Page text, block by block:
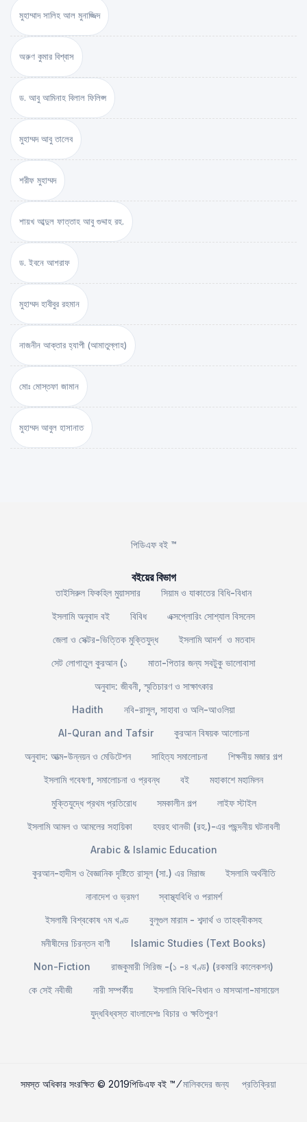
মুহাম্মাদ সালিহ আল মুনাজ্জিদ
অরুণ কুমার বিশ্বাস
ড. আবু আমিনাহ বিলাল ফিলিপ্স
মুহাম্মদ আবু তালেব
শরীফ মুহাম্মদ
শায়খ আব্দুল ফাত্তাহ আবু গুদ্দাহ রহ.
ড. ইবনে আশরাফ
মুহাম্মদ হাবীবুর রহমান
নাজনীন আক্তার হ্যাপী (আমাতুল্লাহ)
মোঃ মোস্তফা জামান
মুহাম্মদ আবুল হাসানাত
পিডিএফ বই ™
বইয়ের বিভাগ
তাইসিরুল ফিকহিল মুয়াসসার
সিয়াম ও যাকাতের বিধি-বিধান
ইসলামি অনুবাদ বই
বিবিধ
এক্সপ্লোরিং সোশ্যাল বিসনেস
জেলা ও সেক্টর-ভিত্তিক মুক্তিযুদ্ধ
ইসলামি আদর্শ ও মতবাদ
সেট লোগাতুল কুরআন (১
মাতা-পিতার জন্য সবটুকু ভালোবাসা
অনুবাদ: জীবনী, স্মৃতিচারণ ও সাক্ষাৎকার
Hadith
নবি-রাসুল, সাহাবা ও অলি-আওলিয়া
Al-Quran and Tafsir
কুরআন বিষয়ক আলোচনা
অনুবাদ: আত্ম-উন্নয়ন ও মেডিটেশন
সাহিত্য সমালোচনা
শিক্ষনীয় মজার গল্প
ইসলামি গবেষণা, সমালোচনা ও প্রবন্ধ
বই
মহাকাশে মহামিলন
মুক্তিযুদ্ধে প্রথম প্রতিরোধ
সমকালীন গল্প
লাইফ স্টাইল
ইসলামি আমল ও আমলের সহায়িকা
হযরহ থানভী (রহ.)-এর পছন্দনীয় ঘটনাবলী
Arabic & Islamic Education
কুরআন-হাদীস ও বৈজ্ঞানিক দৃষ্টিতে রাসূল (সা.) এর মিরাজ
ইসলামি অর্থনীতি
নানাদেশ ও ভ্রমণ
স্বাস্থ্যবিধি ও পরামর্শ
ইসলামী বিশ্বকোষ ৭ম খণ্ড
বুলূগুল মারাম - শব্দার্থ ও তাহক্বীকসহ
মনীষীদের চিরন্তন বাণী
Islamic Studies (Text Books)
Non-Fiction
রাজকুমারী সিরিজ -(১ -৪ খণ্ড) (রকমারি কালেকশন)
কে সেই নবীজী
নারী সম্পর্কীয়
ইসলামি বিধি-বিধান ও মাসআলা-মাসায়েল
যুদ্ধবিধ্বস্ত বাংলাদেশঃ বিচার ও ক্ষতিপুরণ
সমস্ত অধিকার সংরক্ষিত © 2019পিডিএফ বই ™ ⁄মালিকদের জন্য প্রতিক্রিয়া